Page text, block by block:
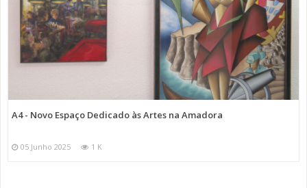
A4 - Novo Espaço Dedicado às Artes na Amadora
05 Junho 2025 1 K